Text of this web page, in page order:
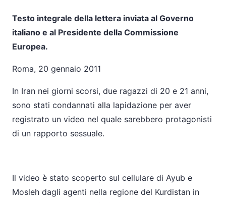
Testo integrale della lettera inviata al Governo
italiano e al Presidente della Commissione
Europea.
Roma, 20 gennaio 2011
In Iran nei giorni scorsi, due ragazzi di 20 e 21 anni,
sono stati condannati alla lapidazione per aver
registrato un video nel quale sarebbero protagonisti
di un rapporto sessuale.
Il video è stato scoperto sul cellulare di Ayub e
Mosleh dagli agenti nella regione del Kurdistan in